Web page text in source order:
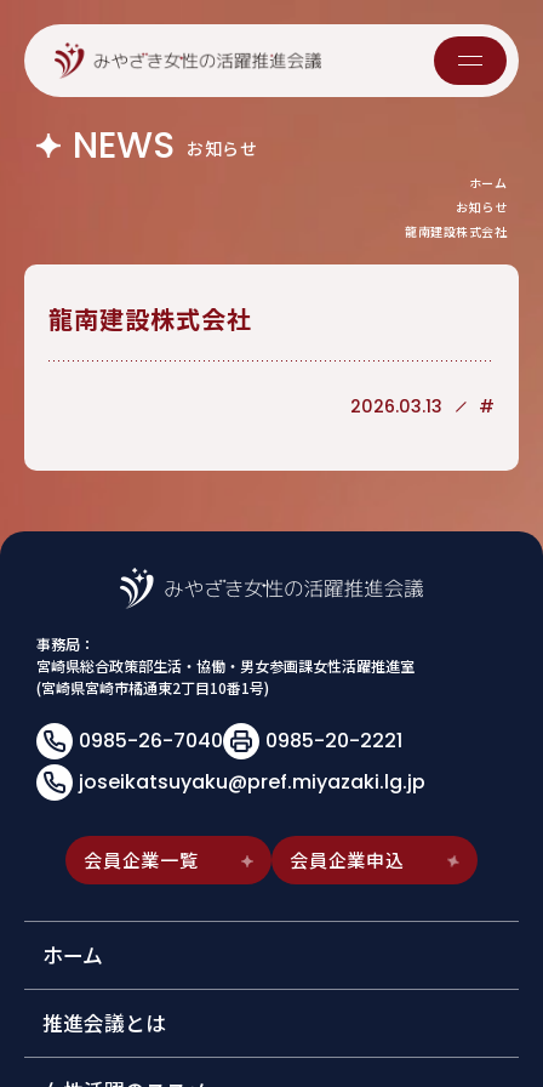
NEWS お知らせ
ホーム
お知らせ
龍南建設株式会社
龍南建設株式会社
2026.03.13 #
事務局：
宮崎県総合政策部生活・協働・男女参画課女性活躍推進室
(宮崎県宮崎市橘通東2丁目10番1号)
0985-26-7040
0985-20-2221
joseikatsuyaku@pref.miyazaki.lg.jp
会員企業一覧 会員企業申込
ホーム
推進会議とは